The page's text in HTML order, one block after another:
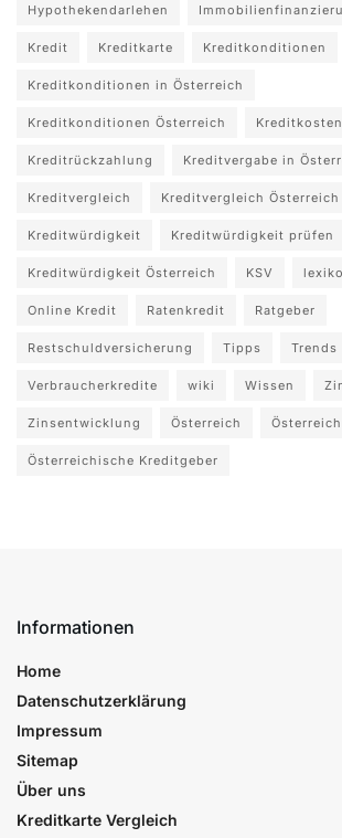
Hypothekendarlehen
Kredit Kreditkarte Kreditkonditionen
Kreditkonditionen in Österreich
Kreditkonditionen Österreich
Kreditrückzahlung Kreditvergabe in
Kreditvergleich Kreditvergleich Österreich
Kreditwürdigkeit Kreditwürdigkeit prüfen
Kreditwürdigkeit Österreich KSV
Online Kredit Ratenkredit Ratgeber
Restschuldversicherung Tipps Trends
Verbraucherkredite wiki Wissen
Zinsentwicklung Österreich
Österreichische Kreditgeber
Informationen
Home
Datenschutzerklärung
Impressum
Sitemap
Über uns
Kreditkarte Vergleich